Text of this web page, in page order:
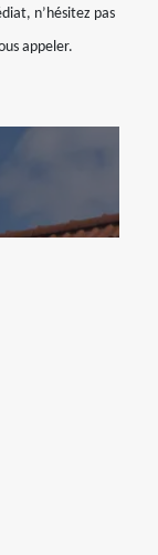
n’hésitez pas
appeler.